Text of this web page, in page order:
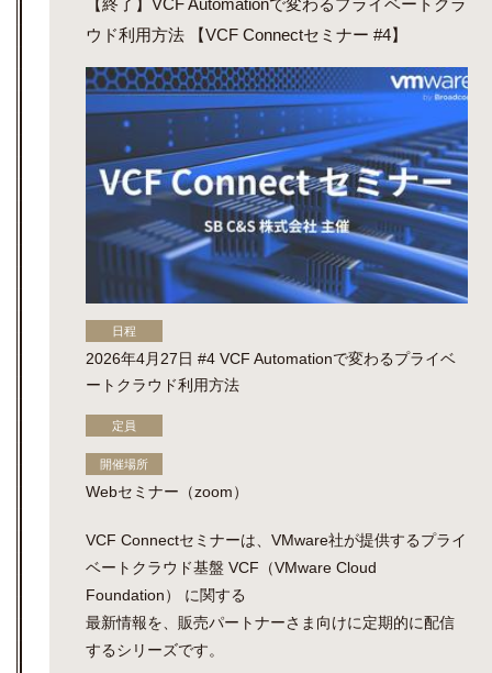
ウド利用方法 【VCF Connectセミナー #4】
日程
2026年4月27日 #4 VCF Automationで変わるプライベ
ートクラウド利用方法
定員
開催場所
Webセミナー（zoom）
VCF Connectセミナーは、VMware社が提供するプライ
ベートクラウド基盤 VCF（VMware Cloud
Foundation） に関する
最新情報を、販売パートナーさま向けに定期的に配信
するシリーズです。